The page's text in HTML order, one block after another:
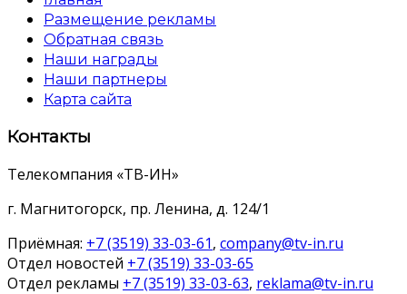
Размещение рекламы
Обратная связь
Наши награды
Наши партнеры
Карта сайта
Контакты
Телекомпания «ТВ-ИН»
г. Магнитогорск, пр. Ленина, д. 124/1
Приёмная: +7 (3519) 33-03-61, company@tv-in.ru
Отдел новостей +7 (3519) 33-03-65
Отдел рекламы +7 (3519) 33-03-63, reklama@tv-in.ru